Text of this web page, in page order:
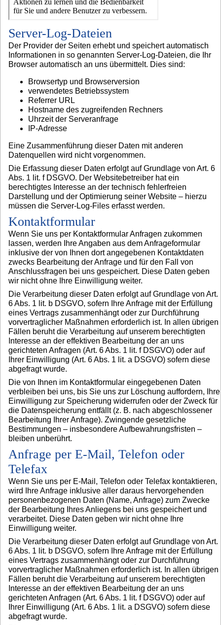
Server-Log-Dateien
Der Provider der Seiten erhebt und speichert automatisch
Informationen in so genannten Server-Log-Dateien, die Ihr
Browser automatisch an uns übermittelt. Dies sind:
Browsertyp und Browserversion
verwendetes Betriebssystem
Referrer URL
Hostname des zugreifenden Rechners
Uhrzeit der Serveranfrage
IP-Adresse
Eine Zusammenführung dieser Daten mit anderen
Datenquellen wird nicht vorgenommen.
Die Erfassung dieser Daten erfolgt auf Grundlage von Art. 6
Abs. 1 lit. f DSGVO. Der Websitebetreiber hat ein
berechtigtes Interesse an der technisch fehlerfreien
Darstellung und der Optimierung seiner Website – hierzu
müssen die Server-Log-Files erfasst werden.
Kontaktformular
Wenn Sie uns per Kontaktformular Anfragen zukommen
lassen, werden Ihre Angaben aus dem Anfrageformular
inklusive der von Ihnen dort angegebenen Kontaktdaten
zwecks Bearbeitung der Anfrage und für den Fall von
Anschlussfragen bei uns gespeichert. Diese Daten geben
wir nicht ohne Ihre Einwilligung weiter.
Die Verarbeitung dieser Daten erfolgt auf Grundlage von Art.
6 Abs. 1 lit. b DSGVO, sofern Ihre Anfrage mit der Erfüllung
eines Vertrags zusammenhängt oder zur Durchführung
vorvertraglicher Maßnahmen erforderlich ist. In allen übrigen
Fällen beruht die Verarbeitung auf unserem berechtigten
Interesse an der effektiven Bearbeitung der an uns
gerichteten Anfragen (Art. 6 Abs. 1 lit. f DSGVO) oder auf
Ihrer Einwilligung (Art. 6 Abs. 1 lit. a DSGVO) sofern diese
abgefragt wurde.
Die von Ihnen im Kontaktformular eingegebenen Daten
verbleiben bei uns, bis Sie uns zur Löschung auffordern, Ihre
Einwilligung zur Speicherung widerrufen oder der Zweck für
die Datenspeicherung entfällt (z. B. nach abgeschlossener
Bearbeitung Ihrer Anfrage). Zwingende gesetzliche
Bestimmungen – insbesondere Aufbewahrungsfristen –
bleiben unberührt.
Anfrage per E-Mail, Telefon oder
Telefax
Wenn Sie uns per E-Mail, Telefon oder Telefax kontaktieren,
wird Ihre Anfrage inklusive aller daraus hervorgehenden
personenbezogenen Daten (Name, Anfrage) zum Zwecke
der Bearbeitung Ihres Anliegens bei uns gespeichert und
verarbeitet. Diese Daten geben wir nicht ohne Ihre
Einwilligung weiter.
Die Verarbeitung dieser Daten erfolgt auf Grundlage von Art.
6 Abs. 1 lit. b DSGVO, sofern Ihre Anfrage mit der Erfüllung
eines Vertrags zusammenhängt oder zur Durchführung
vorvertraglicher Maßnahmen erforderlich ist. In allen übrigen
Fällen beruht die Verarbeitung auf unserem berechtigten
Interesse an der effektiven Bearbeitung der an uns
gerichteten Anfragen (Art. 6 Abs. 1 lit. f DSGVO) oder auf
Ihrer Einwilligung (Art. 6 Abs. 1 lit. a DSGVO) sofern diese
abgefragt wurde.